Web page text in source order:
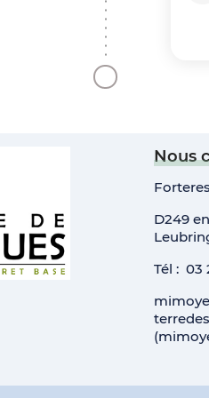
Nous
D249
Tél : 03